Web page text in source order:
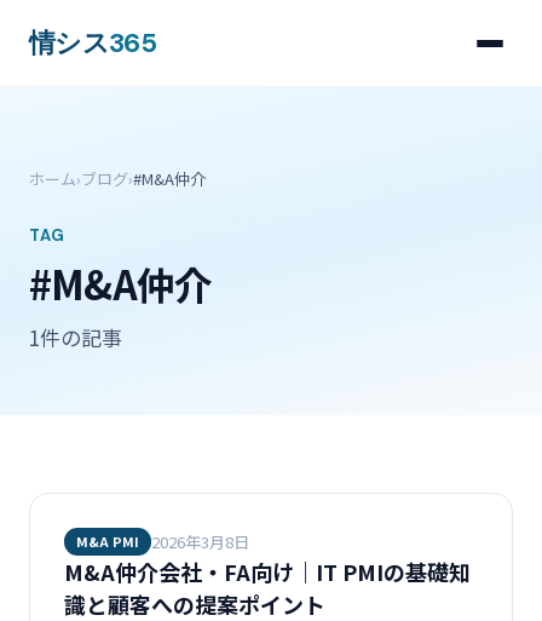
情シス365
ホーム›ブログ›#M&A仲介
TAG
#M&A仲介
1件の記事
M&A PMI 2026年3月8日
M&A仲介会社・FA向け｜IT PMIの基礎知
識と顧客への提案ポイント